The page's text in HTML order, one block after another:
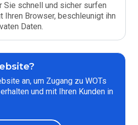
Sie schnell und sicher surfen
Ihren Browser, beschleunigt ihn
Daten.
an, um Zugang zu WOTs
und mit Ihren Kunden in